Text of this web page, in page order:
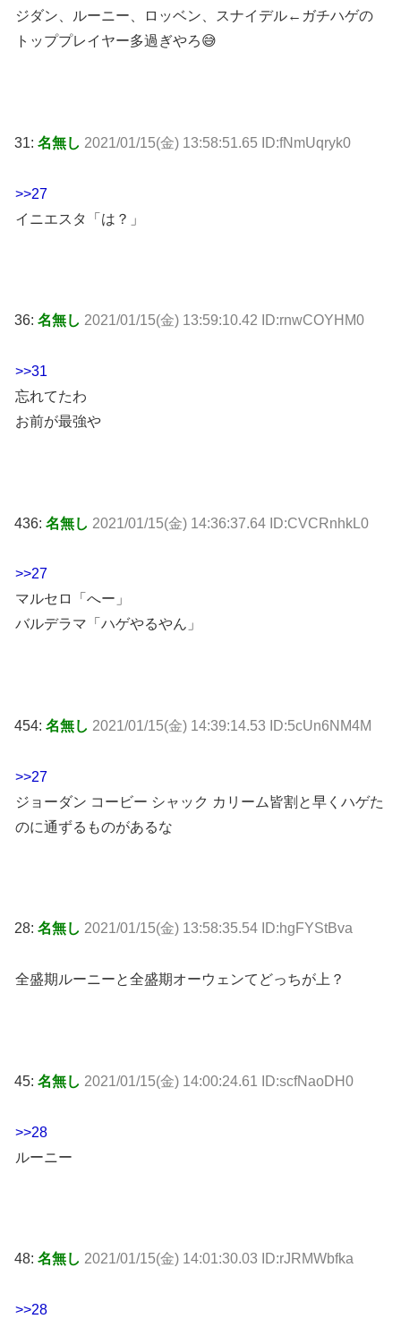
ジダン、ルーニー、ロッベン、スナイデル←ガチハゲの
トッププレイヤー多過ぎやろ😅
31: 名無し 2021/01/15(金) 13:58:51.65 ID:fNmUqryk0
>>27
イニエスタ「は？」
36: 名無し 2021/01/15(金) 13:59:10.42 ID:rnwCOYHM0
>>31
忘れてたわ
お前が最強や
436: 名無し 2021/01/15(金) 14:36:37.64 ID:CVCRnhkL0
>>27
マルセロ「へー」
バルデラマ「ハゲやるやん」
454: 名無し 2021/01/15(金) 14:39:14.53 ID:5cUn6NM4M
>>27
ジョーダン コービー シャック カリーム皆割と早くハゲた
のに通ずるものがあるな
28: 名無し 2021/01/15(金) 13:58:35.54 ID:hgFYStBva
全盛期ルーニーと全盛期オーウェンてどっちが上？
45: 名無し 2021/01/15(金) 14:00:24.61 ID:scfNaoDH0
>>28
ルーニー
48: 名無し 2021/01/15(金) 14:01:30.03 ID:rJRMWbfka
>>28